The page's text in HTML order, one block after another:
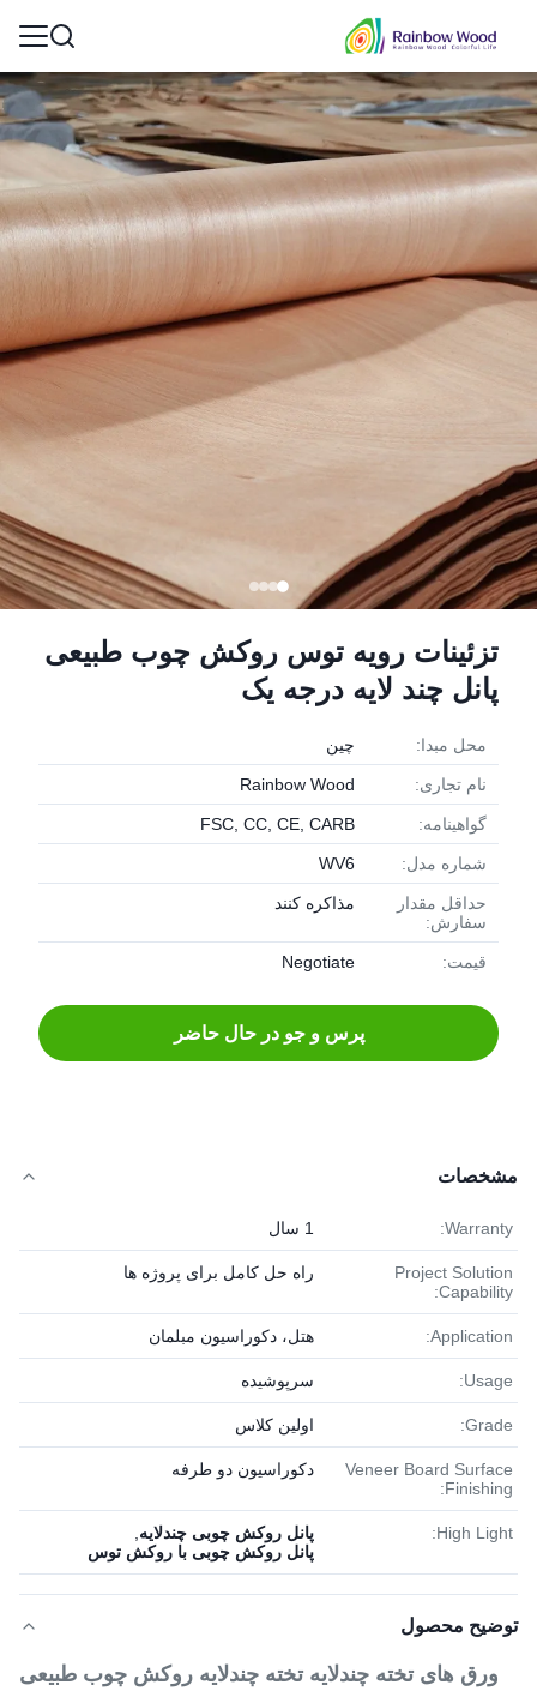
تزئینات رویه توس روکش چوب طبیعی
پانل چند لایه درجه یک
محل مبدا: چین
نام تجاری: Rainbow Wood
گواهینامه: FSC, CC, CE, CARB
شماره مدل: WV6
حداقل مقدار
سفارش:
مذاکره کنند
قیمت: Negotiate
پرس و جو در حال حاضر
مشخصات
Warranty: 1 سال
Project Solution
Capability:
راه حل کامل برای پروژه ها
Application: هتل، دکوراسیون مبلمان
Usage: سرپوشیده
Grade: اولین کلاس
Veneer Board Surface
Finishing:
دکوراسیون دو طرفه
High Light: پانل روکش چوبی چندلایه
پانل روکش چوبی با روکش توس
توضیح محصول
ورق های تخته چندلایه تخته چندلایه روکش چوب طبیعی